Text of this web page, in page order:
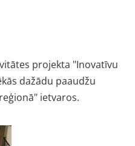
projekta "Inovatīvu
dažādu paaudžu
ietvaros.